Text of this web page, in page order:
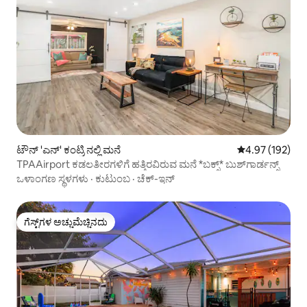
ಟೌನ್ 'ಎನ್' ಕಂಟ್ರಿ ನಲ್ಲಿ ಮನೆ 5 ರಲ್ಲಿ 4.97
4.97 (192)
TPAAirport ಕಡಲತೀರಗಳಿಗೆ ಹತ್ತಿರವಿರುವ ಮನೆ *ಬಕ್ಸ್* ಬುಶ್‌ಗಾರ್ಡನ್ಸ್
ಒಳಾಂಗಣ ಸ್ಥಳಗಳು · ಕುಟುಂಬ · ಚೆಕ್-ಇನ್
ಗೆಸ್ಟ್‌ಗಳ ಅಚ್ಚುಮೆಚ್ಚಿನದು
ಗೆಸ್ಟ್‌ಗಳ ಅಚ್ಚುಮೆಚ್ಚಿನದು